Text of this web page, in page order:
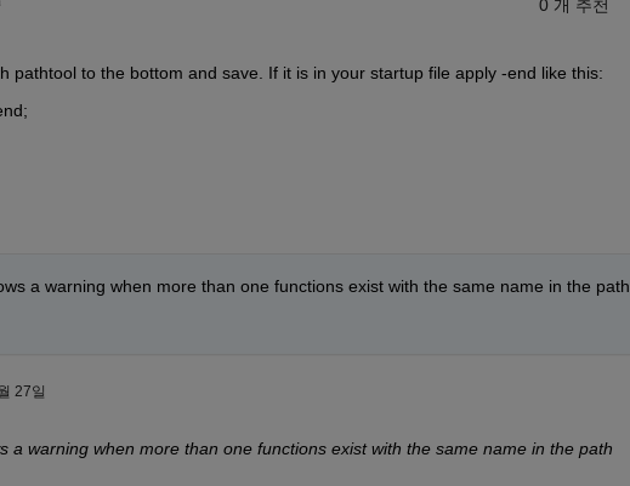
0 개 추천
pathtool to the bottom and save. If it is in your startup file apply -end like this:
a warning when more than one functions exist with the same name in the path
27일
a warning when more than one functions exist with the same name in the path